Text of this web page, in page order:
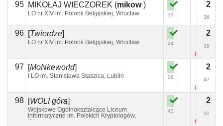
95 MIKOŁAJ WIECZOREK (mikow)
LO nr XIV im. Polonii Belgijskiej, Wrocław 13
2
36
96 [Twierdze]
LO nr XIV im. Polonii Belgijskiej, Wrocław
24
(+4)
2
38
97 [MoNkeworld]
I LO im. Stanisława Staszica, Lublin
36
(+3)
2
47
98 [WOLI górą]
Wojskowe Ogólnokształcące Liceum
Informatyczne im. Polskich Kryptologów,
Warszawa
43
(+13)
2
50